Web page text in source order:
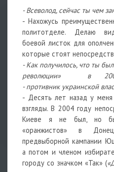
- Всеволод, сейчас ты чем
- Нахожусь
политотделе. Делаю
боевой листок для
которые стоят
- Как получилось, что ты
революции» в
- противник украинской
- Десять лет назад у
взгляды. В 2004 году
Киеве я не был, но
«оранжистов» в
предвыборной кампании
а потом и членом
городу со значком «Так» (